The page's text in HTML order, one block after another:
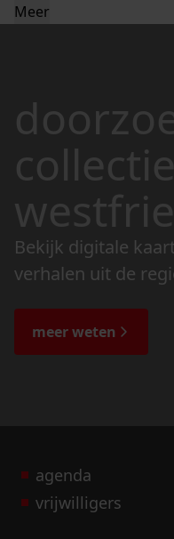
Meer
Bekijk digitale
verhalen uit de
de bijzondere
meer weten
agenda
vrijwilligers